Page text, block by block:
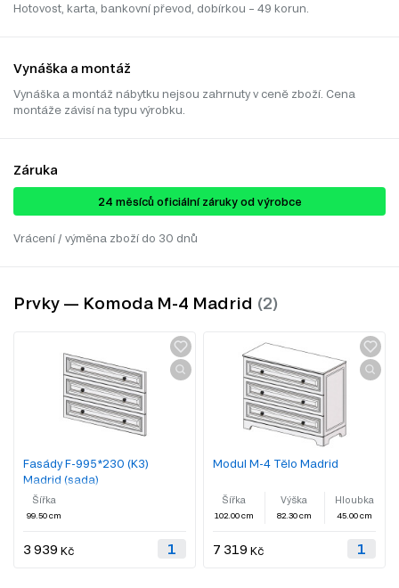
Hotovost, karta, bankovní převod, dobírkou – 49 korun.
Vynáška a montáž
Vynáška a montáž nábytku nejsou zahrnuty v ceně zboží. Cena
montáže závisí na typu výrobku.
Záruka
24 ​​​​měsíců oficiální záruky od výrobce
Vrácení / výměna zboží do 30 dnů
Prvky — Komoda M-4 Madrid
Fasády F-995*230 (K3)
Madrid (sada)
Šířka
99.50 cm
3 939 Kč
Modul M-4 Tělo Madrid
Šířka
102.00 cm
Výška
82.30 cm
Hloubka
45.00 cm
7 319 Kč